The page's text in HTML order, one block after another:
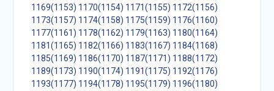
1169(1153) 1170(1154) 1171(1155) 1172(1156)
1173(1157) 1174(1158) 1175(1159) 1176(1160)
1177(1161) 1178(1162) 1179(1163) 1180(1164)
1181(1165) 1182(1166) 1183(1167) 1184(1168)
1185(1169) 1186(1170) 1187(1171) 1188(1172)
1189(1173) 1190(1174) 1191(1175) 1192(1176)
1193(1177) 1194(1178) 1195(1179) 1196(1180)